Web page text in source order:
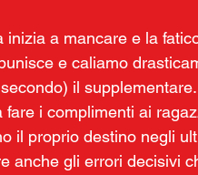
inizia a mancare e la
e caliamo
il supplementare.
i complimenti ai
il proprio destino negli
anche gli errori decisivi